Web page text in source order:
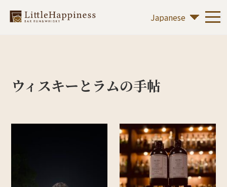
ウィスキーとラムの手帖